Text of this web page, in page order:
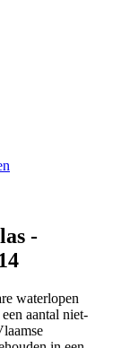
-
waterlopen
aantal niet-